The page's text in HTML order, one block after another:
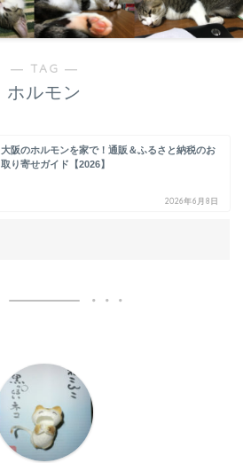
― TAG ―
ホルモン
大阪のホルモンを家で！通販＆ふるさと納税のお
取り寄せガイド【2026】
2026年6月8日